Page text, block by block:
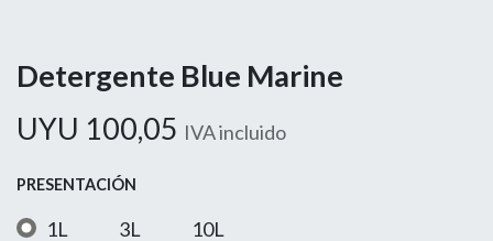
Detergente Blue Marine
UYU 100,05 IVA incluido
PRESENTACIÓN
1L 3L 10L